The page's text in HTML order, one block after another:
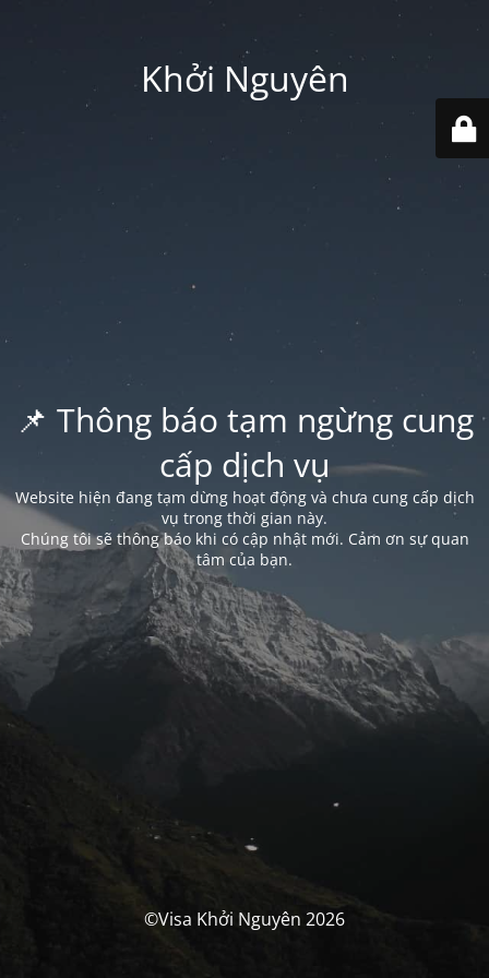
Khởi Nguyên
📌 Thông báo tạm ngừng cung
cấp dịch vụ
Website hiện đang tạm dừng hoạt động và chưa cung cấp dịch
vụ trong thời gian này.
Chúng tôi sẽ thông báo khi có cập nhật mới. Cảm ơn sự quan
tâm của bạn.
©Visa Khởi Nguyên 2026